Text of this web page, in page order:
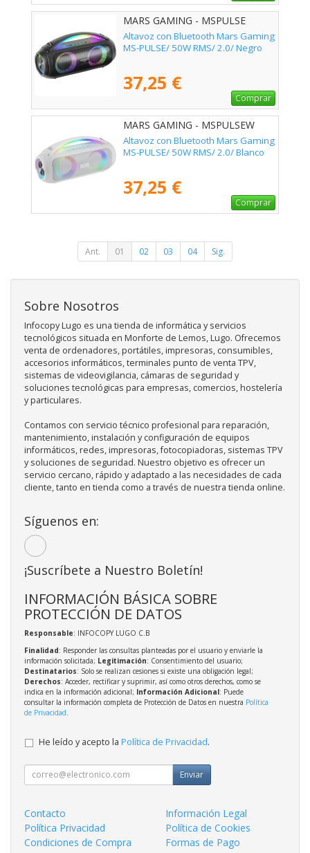
MARS GAMING - MSPULSE
Altavoz con Bluetooth Mars Gaming
MS-PULSE/ 50W RMS/ 2.0/ Negro
37,25 €
Comprar
MARS GAMING - MSPULSEW
Altavoz con Bluetooth Mars Gaming
MS-PULSE/ 50W RMS/ 2.0/ Blanco
37,25 €
Comprar
Ant. 01 02 03 04 Sig.
Sobre Nosotros
Infocopy Lugo es una tienda de informática y servicios
tecnológicos situada en Monforte de Lemos, Lugo. Ofrecemos
venta de ordenadores, portátiles, impresoras, consumibles,
accesorios informáticos, terminales punto de venta TPV,
sistemas de videovigilancia, cámaras de seguridad y
soluciones tecnológicas para empresas, comercios, hostelería
y particulares.
Contamos con servicio técnico profesional para reparación,
mantenimiento, instalación y configuración de equipos
informáticos, redes, impresoras, fotocopiadoras, sistemas TPV
y soluciones de seguridad. Nuestro objetivo es ofrecer un
servicio cercano, rápido y adaptado a las necesidades de cada
cliente, tanto en tienda como a través de nuestra tienda online.
Síguenos en:
¡Suscríbete a Nuestro Boletín!
INFORMACIÓN BÁSICA SOBRE
PROTECCIÓN DE DATOS
Responsable: INFOCOPY LUGO C.B
Finalidad: Responder las consultas planteadas por el usuario y enviarle la
información solicitada; Legitimación: Consentimiento del usuario;
Destinatarios: Solo se realizan cesiones si existe una obligación legal;
Derechos: Acceder, rectificar y suprimir, así como otros derechos, como se
indica en la información adicional; Información Adicional: Puede
consultar la información completa de Protección de Datos en nuestra Política
de Privacidad
He leído y acepto la Política de Privacidad.
Enviar
Contacto
Información Legal
Política Privacidad
Política de Cookies
Condiciones de Compra
Formas de Pago